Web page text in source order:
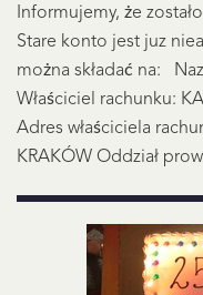
Informujemy, że
Stare konto jest juz
można składać na:
Właściciel rachunku:
Adres właściciela
KRAKÓW Oddział